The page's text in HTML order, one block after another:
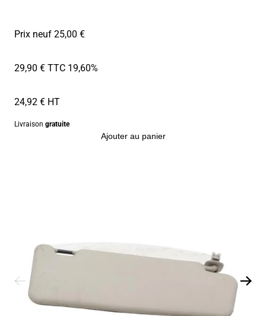
Prix neuf 25,00 €
29,90 € TTC 19,60%
24,92 € HT
Livraison gratuite
Ajouter au panier